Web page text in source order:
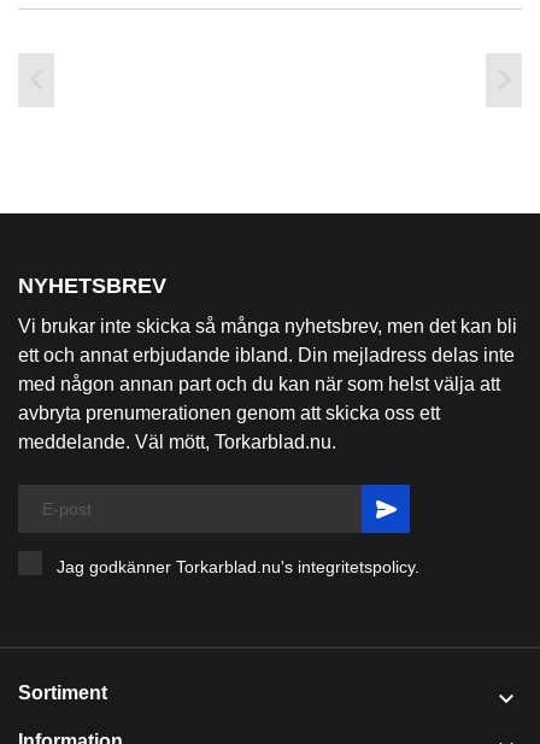
NYHETSBREV
Vi brukar inte skicka så många nyhetsbrev, men det kan bli
ett och annat erbjudande ibland. Din mejladress delas inte
med någon annan part och du kan när som helst välja att
avbryta prenumerationen genom att skicka oss ett
meddelande. Väl mött, Torkarblad.nu.
Jag godkänner Torkarblad.nu's integritetspolicy.
Sortiment 